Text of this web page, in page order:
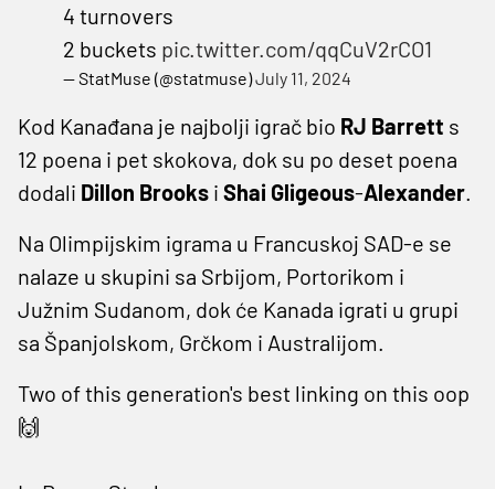
4 turnovers
2 buckets pic.twitter.com/qqCuV2rCO1
— StatMuse (@statmuse)July 11, 2024
Kod Kanađana je najbolji igrač bio RJ Barrett s
12 poena i pet skokova, dok su po deset poena
dodali Dillon Brooks i Shai Gligeous-Alexander.
Na Olimpijskim igrama u Francuskoj SAD-e se
nalaze u skupini sa Srbijom, Portorikom i
Južnim Sudanom, dok će Kanada igrati u grupi
sa Španjolskom, Grčkom i Australijom.
Two of this generation's best linking on this oop
🙌